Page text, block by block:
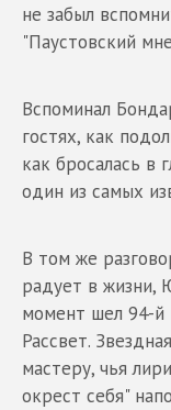
не забыл
"Паустовский
Вспоминал
гостях, как
как бросалась в
один из самых
В том же
радует в жизни,
момент шел 94-й
Рассвет.
мастеру, чья
окрест себя"